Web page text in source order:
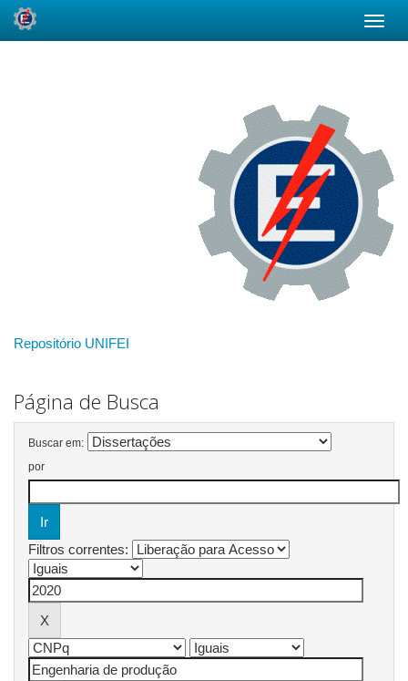
Repositório UNIFEI
Página de Busca
Buscar em:
por
Filtros correntes: